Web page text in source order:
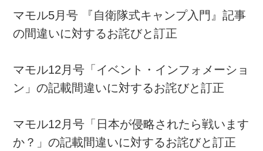
マモル5月号 『自衛隊式キャンプ入門』記事
の間違いに対するお詫びと訂正
マモル12月号「イベント・インフォメーショ
ン」の記載間違いに対するお詫びと訂正
マモル12月号「日本が侵略されたら戦います
か？」の記載間違いに対するお詫びと訂正